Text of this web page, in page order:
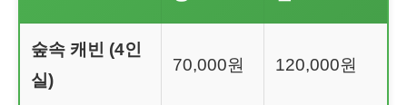
숲속 캐빈 (4인
실)
70,000원 120,000원